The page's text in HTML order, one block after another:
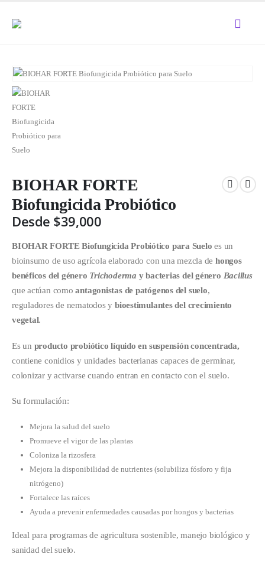
BIOHAR FORTE
Biofungicida Probiótico
Desde $39,000
BIOHAR FORTE Biofungicida Probiótico para Sueloes un
bioinsumo de uso agrícola elaborado con una mezcla de hongos
benéficos del género Trichoderma y bacterias del género Bacillus
que actúan comoantagonistas de patógenos del suelo,
reguladores de nematodos y bioestimulantes del crecimiento
vegetal.
Es un producto probiótico líquido en suspensión concentrada,
contiene conidios y unidades bacterianas capaces de germinar,
colonizar y activarse cuando entran en contacto con el suelo.
Su formulación:
Mejora la salud del suelo
Promueve el vigor de las plantas
Coloniza la rizosfera
Mejora la disponibilidad de nutrientes (solubiliza fósforo y fija
nitrógeno)
Fortalece las raíces
Ayuda a prevenir enfermedades causadas por hongos y bacterias
Ideal para programas de agricultura sostenible, manejo biológico y
sanidad del suelo.